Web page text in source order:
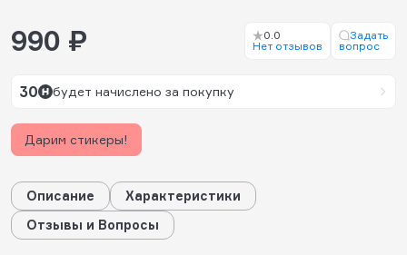
990 ₽
0.0
Нет отзывов
Задать
вопрос
30 будет начислено за покупку
Дарим стикеры!
Описание
Характеристики
Отзывы и Вопросы